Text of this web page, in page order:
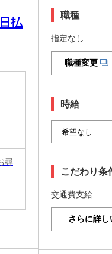
払
尋
職種
指定なし
職種変更
時給
こだわり条
交通費支給
さらに詳